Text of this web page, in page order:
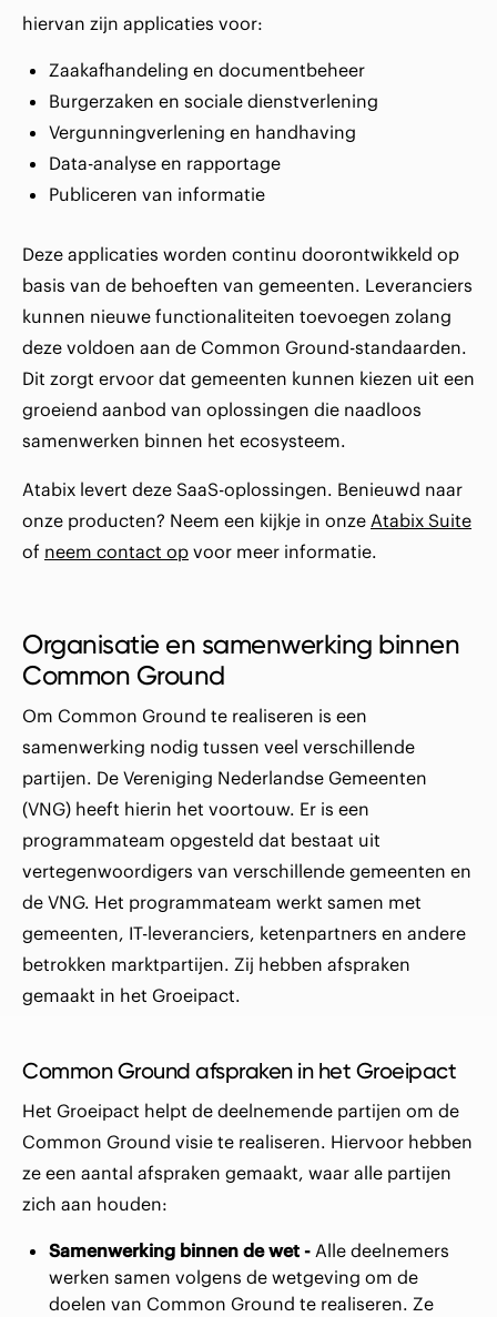
hiervan zijn applicaties voor:
Zaakafhandeling en documentbeheer
Burgerzaken en sociale dienstverlening
Vergunningverlening en handhaving
Data-analyse en rapportage
Publiceren van informatie
Deze applicaties worden continu doorontwikkeld op
basis van de behoeften van gemeenten. Leveranciers
kunnen nieuwe functionaliteiten toevoegen zolang
deze voldoen aan de Common Ground-standaarden.
Dit zorgt ervoor dat gemeenten kunnen kiezen uit een
groeiend aanbod van oplossingen die naadloos
samenwerken binnen het ecosysteem.
Atabix levert deze SaaS-oplossingen. Benieuwd naar
onze producten? Neem een kijkje in onze Atabix Suite
of neem contact op voor meer informatie.
Organisatie en samenwerking binnen
Common Ground
Om Common Ground te realiseren is een
samenwerking nodig tussen veel verschillende
partijen. De Vereniging Nederlandse Gemeenten
(VNG) heeft hierin het voortouw. Er is een
programmateam opgesteld dat bestaat uit
vertegenwoordigers van verschillende gemeenten en
de VNG. Het programmateam werkt samen met
gemeenten, IT-leveranciers, ketenpartners en andere
betrokken marktpartijen. Zij hebben afspraken
gemaakt in het Groeipact.
Common Ground afspraken in het Gro eipact
Het Groeipact helpt de deelnemende partijen om de
Common Ground visie te realiseren. Hiervoor hebben
ze een aantal afspraken gemaakt, waar alle partijen
zich aan houden:
Samenwerking binnen de wet - Alle deelnemers
werken samen volgens de wetgeving om de
doelen van Common Ground te realiseren. Ze